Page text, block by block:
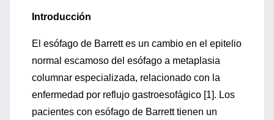
Introducción
El esófago de Barrett es un cambio en el epitelio
normal escamoso del esófago a metaplasia
columnar especializada, relacionado con la
enfermedad por reflujo gastroesofágico [1]. Los
pacientes con esófago de Barrett tienen un